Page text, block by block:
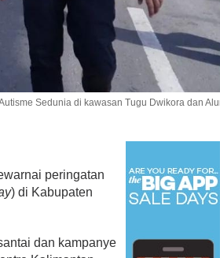
Sedunia di kawasan Tugu Dwikora dan
peringatan
) di Kabupaten
dan kampanye
Dari Aspirasi ke Aksi, Demokrat